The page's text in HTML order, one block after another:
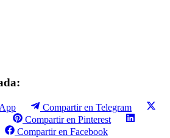
Compartir en Telegram
Compartir en Pinterest
Compartir en Facebook